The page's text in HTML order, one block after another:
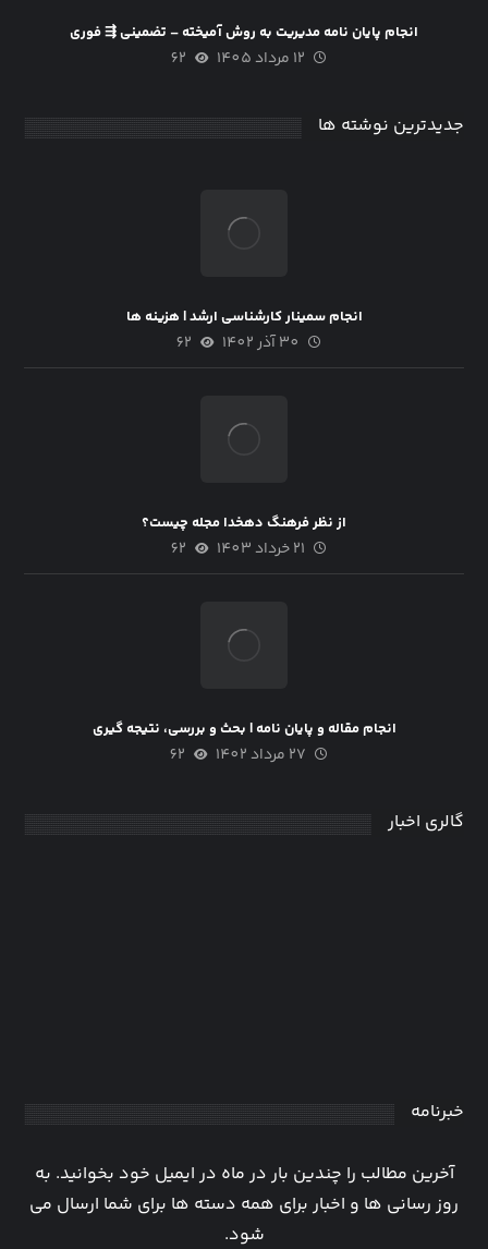
انجام پایان نامه مدیریت به روش آمیخته – تضمینی ⇶ فوری
12 مرداد 1405 62
جدیدترین نوشته ها
انجام سمینار کارشناسی ارشد | هزینه ها
30 آذر 1402 62
از نظر فرهنگ دهخدا مجله چیست؟
21 خرداد 1403 62
انجام مقاله و پایان نامه | بحث و بررسی، نتیجه گیری
27 مرداد 1402 62
گالری اخبار
خبرنامه
آخرین مطالب را چندین بار در ماه در ایمیل خود بخوانید. به
روز رسانی ها و اخبار برای همه دسته ها برای شما ارسال می
شود.